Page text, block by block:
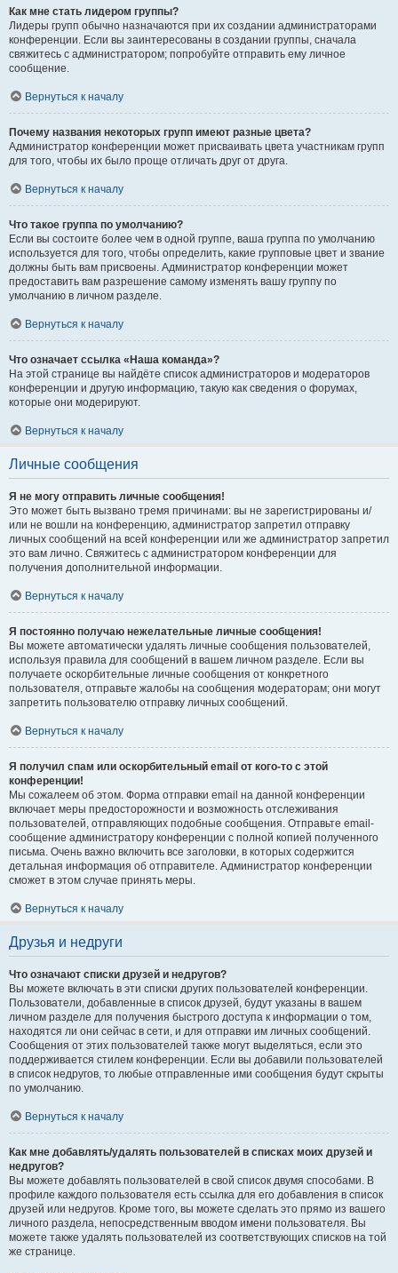
Как мне стать лидером группы?
Лидеры групп обычно назначаются при их создании администраторами
конференции. Если вы заинтересованы в создании группы, сначала
свяжитесь с администратором; попробуйте отправить ему личное
сообщение.
Вернуться к началу
Почему названия некоторых групп имеют разные цвета?
Администратор конференции может присваивать цвета участникам групп
для того, чтобы их было проще отличать друг от друга.
Вернуться к началу
Что такое группа по умолчанию?
Если вы состоите более чем в одной группе, ваша группа по умолчанию
используется для того, чтобы определить, какие групповые цвет и звание
должны быть вам присвоены. Администратор конференции может
предоставить вам разрешение самому изменять вашу группу по
умолчанию в личном разделе.
Вернуться к началу
Что означает ссылка «Наша команда»?
На этой странице вы найдёте список администраторов и модераторов
конференции и другую информацию, такую как сведения о форумах,
которые они модерируют.
Вернуться к началу
Личные сообщения
Я не могу отправить личные сообщения!
Это может быть вызвано тремя причинами: вы не зарегистрированы и/
или не вошли на конференцию, администратор запретил отправку
личных сообщений на всей конференции или же администратор запретил
это вам лично. Свяжитесь с администратором конференции для
получения дополнительной информации.
Вернуться к началу
Я постоянно получаю нежелательные личные сообщения!
Вы можете автоматически удалять личные сообщения пользователей,
используя правила для сообщений в вашем личном разделе. Если вы
получаете оскорбительные личные сообщения от конкретного
пользователя, отправьте жалобы на сообщения модераторам; они могут
запретить пользователю отправку личных сообщений.
Вернуться к началу
Я получил спам или оскорбительный email от кого-то с этой
конференции!
Мы сожалеем об этом. Форма отправки email на данной конференции
включает меры предосторожности и возможность отслеживания
пользователей, отправляющих подобные сообщения. Отправьте email-
сообщение администратору конференции с полной копией полученного
письма. Очень важно включить все заголовки, в которых содержится
детальная информация об отправителе. Администратор конференции
сможет в этом случае принять меры.
Вернуться к началу
Друзья и недруги
Что означают списки друзей и недругов?
Вы можете включать в эти списки других пользователей конференции.
Пользователи, добавленные в список друзей, будут указаны в вашем
личном разделе для получения быстрого доступа к информации о том,
находятся ли они сейчас в сети, и для отправки им личных сообщений.
Сообщения от этих пользователей также могут выделяться, если это
поддерживается стилем конференции. Если вы добавили пользователей
в список недругов, то любые отправленные ими сообщения будут скрыты
по умолчанию.
Вернуться к началу
Как мне добавлять/удалять пользователей в списках моих друзей и
недругов?
Вы можете добавлять пользователей в свой список двумя способами. В
профиле каждого пользователя есть ссылка для его добавления в список
друзей или недругов. Кроме того, вы можете сделать это прямо из вашего
личного раздела, непосредственным вводом имени пользователя. Вы
можете также удалять пользователей из соответствующих списков на той
же странице.